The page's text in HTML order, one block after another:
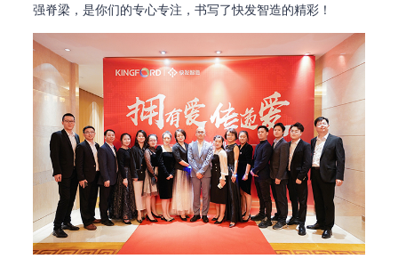
强脊梁，是你们的专心专注，书写了快发智造的精彩！